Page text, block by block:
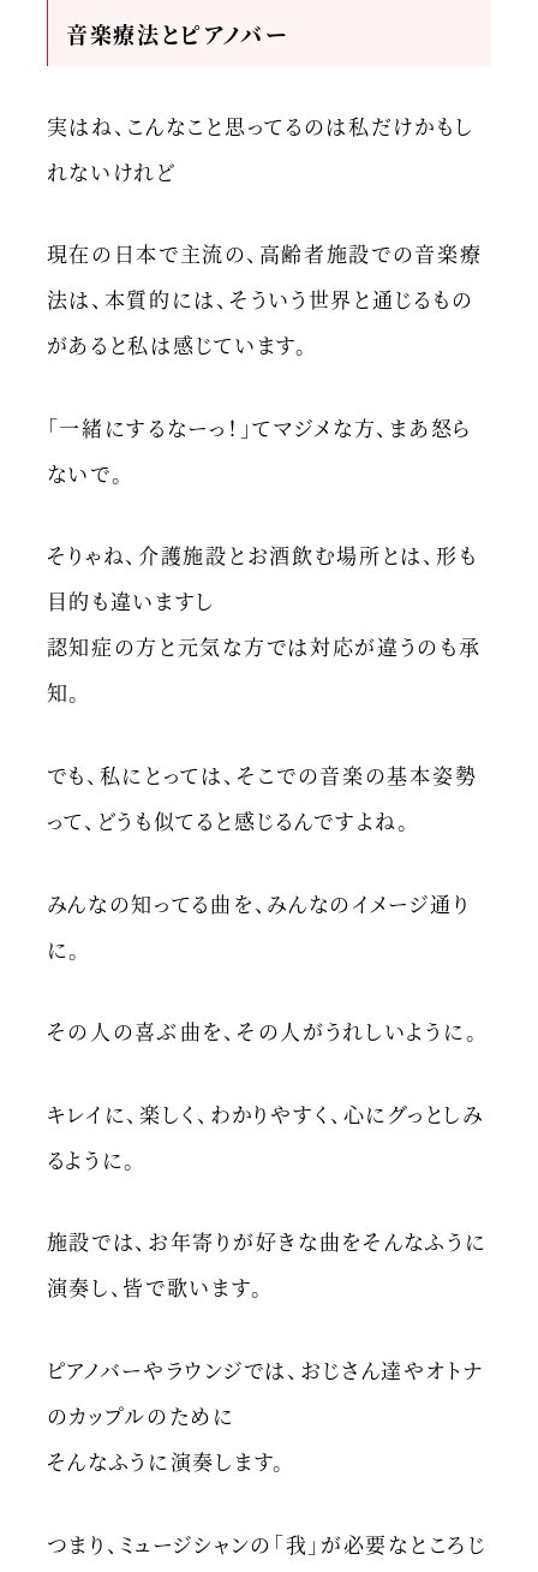
音楽療法とピアノバー
実はね、こんなこと思ってるのは私だけかもし
れないけれど
現在の日本で主流の、高齢者施設での音楽療
法は、本質的には、そういう世界と通じるもの
があると私は感じています。
「一緒にするなーっ！」てマジメな方、まあ怒ら
ないで。
そりゃね、介護施設とお酒飲む場所とは、形も
目的も違いますし
認知症の方と元気な方では対応が違うのも承
知。
でも、私にとっては、そこでの音楽の基本姿勢
って、どうも似てると感じるんですよね。
みんなの知ってる曲を、みんなのイメージ通り
に。
その人の喜ぶ曲を、その人がうれしいように。
キレイに、楽しく、わかりやすく、心にグっとしみ
るように。
施設では、お年寄りが好きな曲をそんなふうに
演奏し、皆で歌います。
ピアノバーやラウンジでは、おじさん達やオトナ
のカップルのために
そんなふうに演奏します。
つまり、ミュージシャンの「我」が必要なところじ